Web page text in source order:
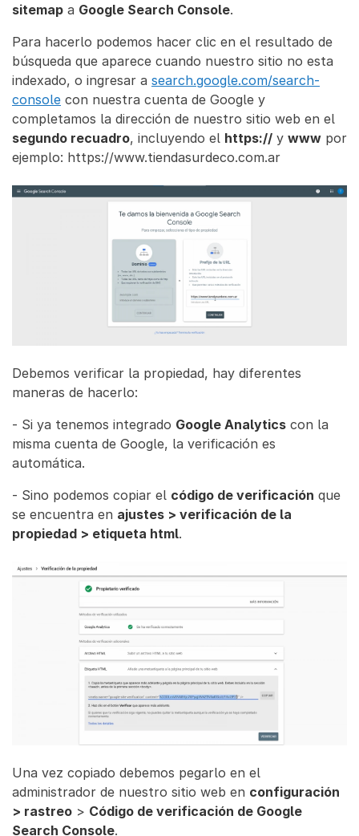
sitemap a Google Search Console.
Para hacerlo podemos hacer clic en el resultado de
búsqueda que aparece cuando nuestro sitio no esta
indexado, o ingresar a search.google.com/search-
console con nuestra cuenta de Google y
completamos la dirección de nuestro sitio web en el
segundo recuadro, incluyendo el https:// y www por
ejemplo: https://www.tiendasurdeco.com.ar
Debemos verificar la propiedad, hay diferentes
maneras de hacerlo:
- Si ya tenemos integrado Google Analytics con la
misma cuenta de Google, la verificación es
automática.
- Sino podemos copiar el código de verificación que
se encuentra en ajustes > verificación de la
propiedad > etiqueta html.
Una vez copiado debemos pegarlo en el
administrador de nuestro sitio web en configuración
> rastreo > Código de verificación de Google
Search Console.